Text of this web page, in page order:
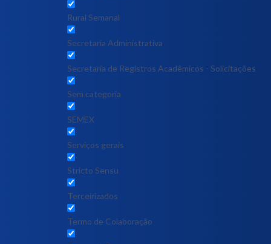
Rural Semanal
Secretaria Administrativa
Secretaria de Registros Acadêmicos - Solicitações
Sem categoria
SEMEX
Serviços gerais
Stricto Sensu
Terceirizados
Termo de Colaboração